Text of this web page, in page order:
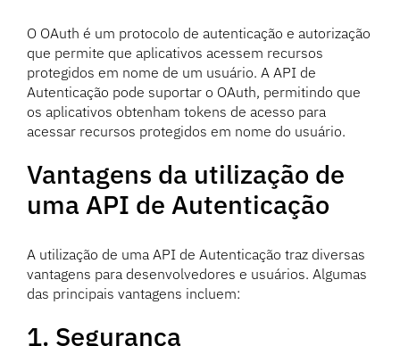
O OAuth é um protocolo de autenticação e autorização
que permite que aplicativos acessem recursos
protegidos em nome de um usuário. A API de
Autenticação pode suportar o OAuth, permitindo que
os aplicativos obtenham tokens de acesso para
acessar recursos protegidos em nome do usuário.
Vantagens da utilização de
uma API de Autenticação
A utilização de uma API de Autenticação traz diversas
vantagens para desenvolvedores e usuários. Algumas
das principais vantagens incluem:
1. Segurança